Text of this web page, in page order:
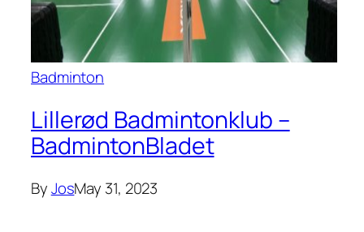
Badminton
Lillerød Badmintonklub –
BadmintonBladet
ByJosMay 31, 2023